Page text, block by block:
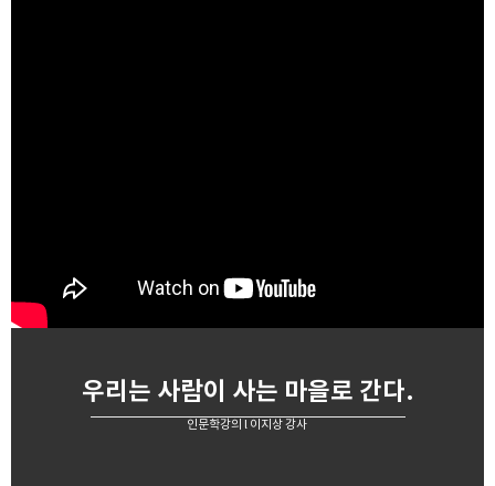
우리는 사람이 사는 마을로 간다.
인문학강의 l 이지상 강사